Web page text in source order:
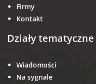
Firmy
Kontakt
Działy tematyczne
Wiadomości
Na sygnale